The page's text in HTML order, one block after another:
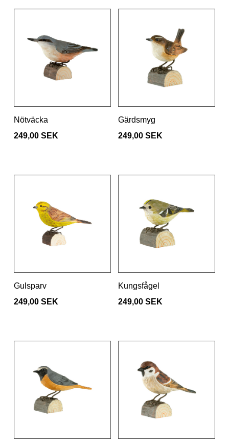
Nötväcka
249,00 SEK
Gärdsmyg
249,00 SEK
Gulsparv
249,00 SEK
Kungsfågel
249,00 SEK